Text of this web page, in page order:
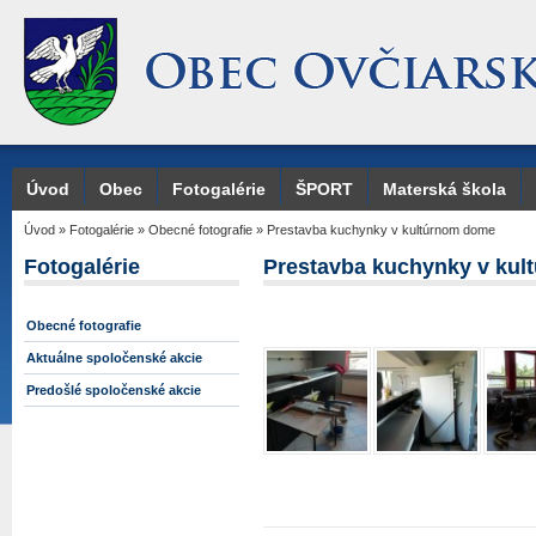
Úvod Obec Fotogalérie ŠPORT Materská škola
Úvod » Fotogalérie » Obecné fotografie » Prestavba kuchynky v kultúrnom dome
Fotogalérie
Obecné fotografie
Aktuálne spoločenské akcie
Predošlé spoločenské akcie
Prestavba kuchynky v